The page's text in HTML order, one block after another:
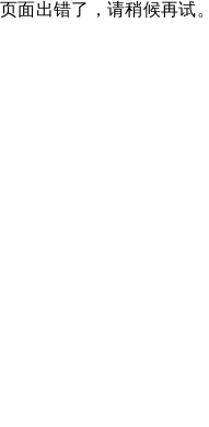
页面出错了，请稍候再试。